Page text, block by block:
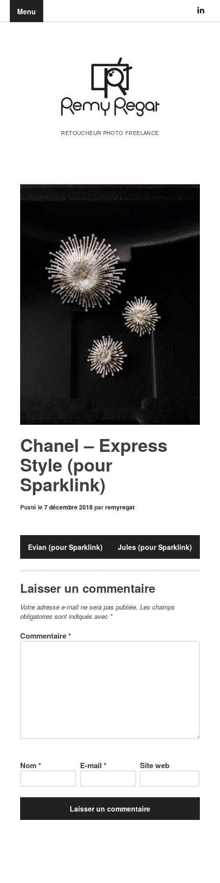
Menu
RETOUCHEUR PHOTO FREELANCE
Chanel – Express
Style (pour
Sparklink)
Posté le7 décembre 2018parremyregat
Evian (pour Sparklink) Jules (pour Sparklink)
Laisser un commentaire
Votre adresse e-mail ne sera pas publiée. Les champs
obligatoires sont indiqués avec *
Commentaire*
Nom* E-mail * Site web